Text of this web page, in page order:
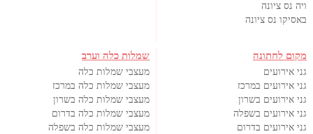
ויה נס ציונה
באסיקו נס ציונה
מקום לחתונה
גני אירועים
גני אירועים במרכז
גני אירועים בשרון
גני אירועים בשפלה
גני אירועים בדרום
שמלות כלה וערב
מעצבי שמלות כלה
מעצבי שמלות כלה במרכז
מעצבי שמלות כלה בשרון
מעצבי שמלות כלה בדרום
מעצבי שמלות כלה בשפלה